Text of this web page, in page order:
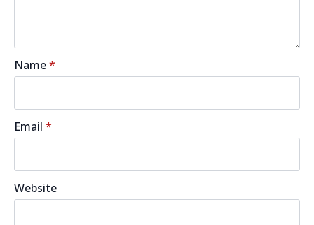
Name*
Email *
Website